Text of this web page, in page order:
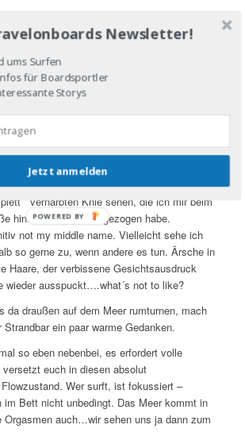
auf mich wartet, weil wir alle erwachsen
heißt „Kompromisse finden“. Wenn er am
Buch liest während ich die Wellen absurfe,
Tag eben mit ihm in sein
Surfen, moi? Im Internet
vielleicht. Du solltest mal
vernarbten Knie sehen, die ich mir beim
hinunterzugehen zugezogen habe.
not my middle name. Vielleicht sehe ich
so gerne zu, wenn andere es tun. Ärsche in
Haare, der verbissene Gesichtsausdruck
wieder ausspuckt….what´s not to like?
da draußen auf dem Meer rumturnen, mach
ein paar warme Gedanken.
so eben nebenbei, es erfordert volle
euch in diesen absolut
Wer surft, ist fokussiert –
Bett nicht unbedingt. Das Meer kommt in
Orgasmen auch…wir sehen uns ja dann zum
Newsletter!
ums Surfen
für Boardsportler
Storys
Jetzt anmelden